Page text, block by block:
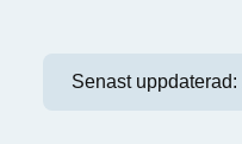
Senast uppdaterad: